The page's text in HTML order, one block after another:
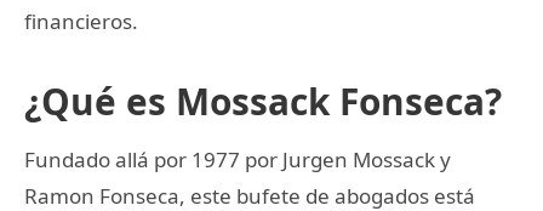
financieros.
¿Qué es Mossack Fonseca?
Fundado allá por 1977 por Jurgen Mossack y
Ramon Fonseca, este bufete de abogados está